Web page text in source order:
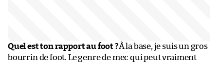
Quel est ton rapport au foot ?À la base, je suis un gros
bourrin de foot. Le genre de mec qui peut vraiment